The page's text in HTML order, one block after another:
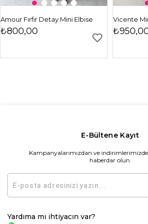
Amour Fırfır Detay Mini Elbise
₺800,00
Vicente
E-Bültene Kayıt
Kampanyalarımızdan ve
haberdar olun.
Yardıma mı ihtiyacın var?